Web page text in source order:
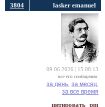
3804 lasker emanuel
09.06.2026 | 15:08:13
все его сообщения:
за день, за месяц,
за все время
цитировать pm